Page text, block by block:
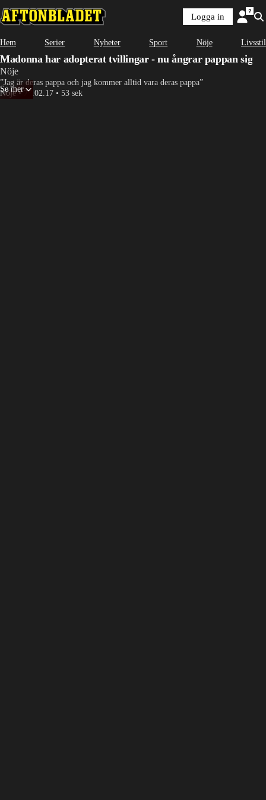
Logga in
Hem Serier Nyheter Sport Nöje Livsstil
Madonna har adopterat tvillingar - nu ångrar pappan sig
Nöje
”Jag är deras pappa och jag kommer alltid vara deras pappa”
Nöje•28.02.17 • 53 sek
Se mer